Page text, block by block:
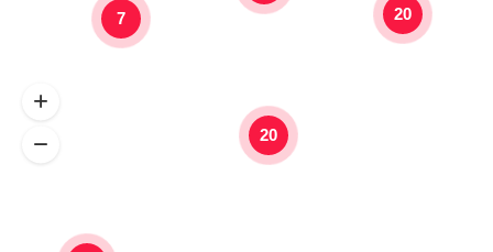
20
20
7